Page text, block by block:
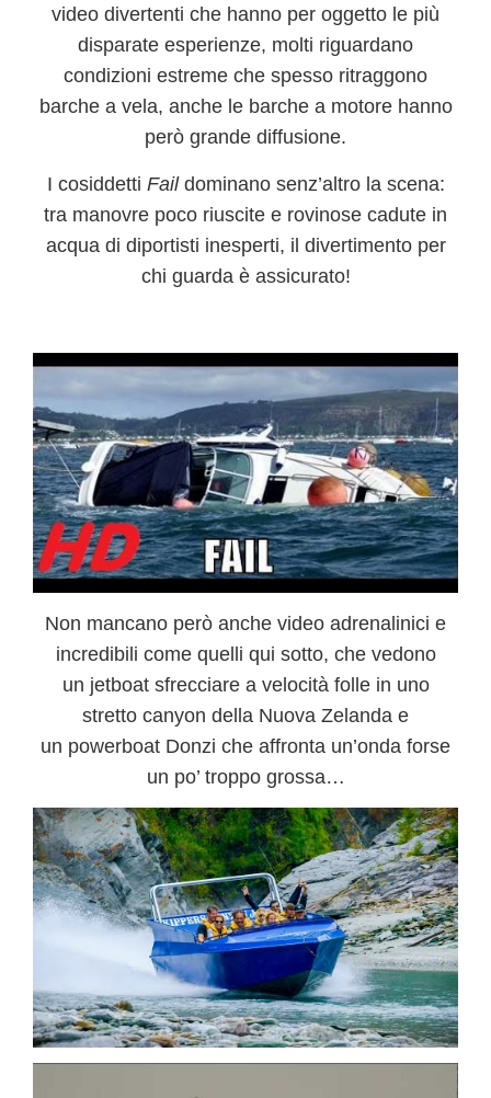
video divertenti che hanno per oggetto le più
disparate esperienze, molti riguardano
condizioni estreme che spesso ritraggono
barche a vela, anche le barche a motorehanno
però grande diffusione.
I cosiddetti Fail dominano senz’altro la scena:
tra manovre poco riuscite e rovinose cadute in
acqua di diportisti inesperti, il divertimento per
chi guarda è assicurato!
Non mancano però anche video adrenalinici e
incredibili come quelli qui sotto, che vedono
un jetboatsfrecciare a velocità folle in uno
stretto canyon della Nuova Zelanda e
un powerboat Donzi che affronta un’onda forse
un po’ troppo grossa…